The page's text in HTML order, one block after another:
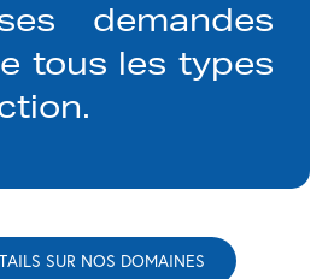
demandes
tous les types
SUR NOS DOMAINES